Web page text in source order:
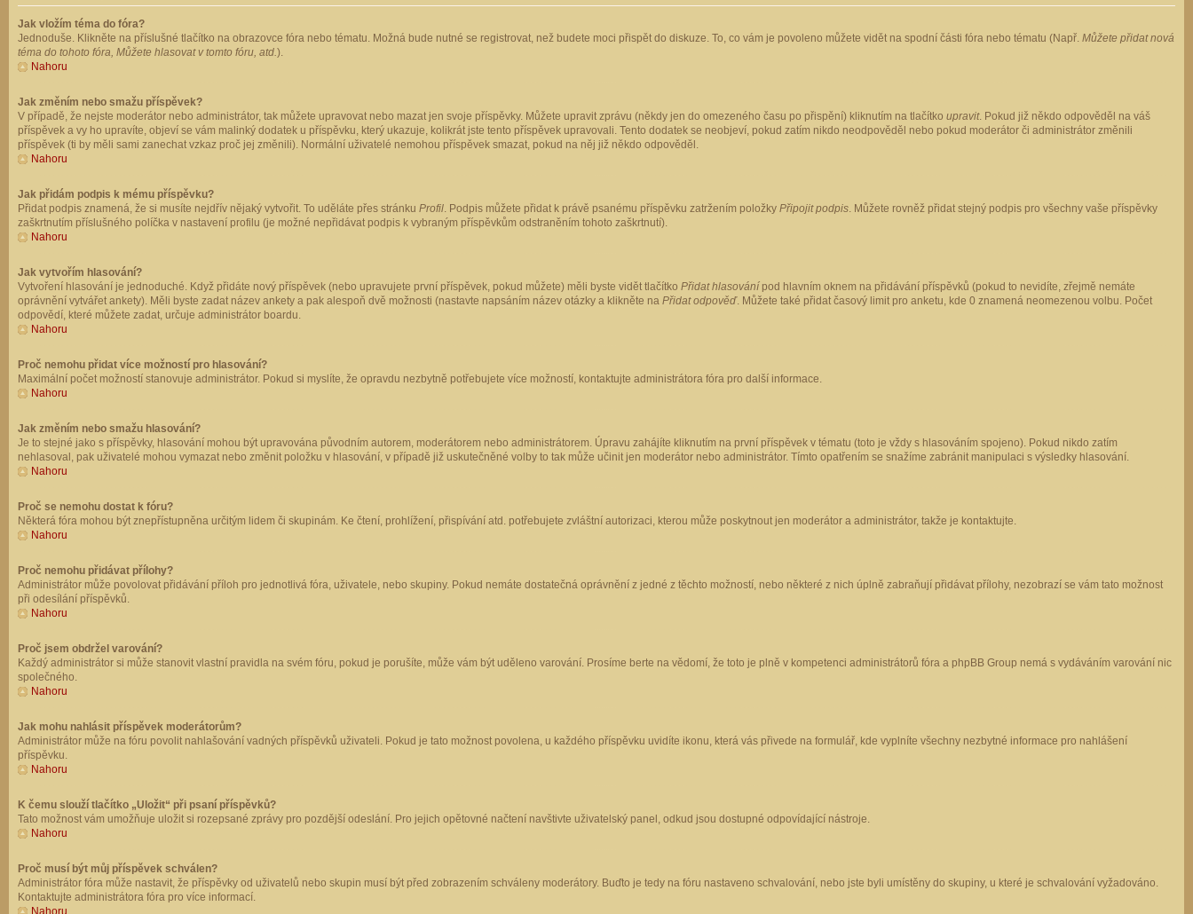
Jak vložím téma do fóra?
Jednoduše. Klikněte na příslušné tlačítko na obrazovce fóra nebo tématu. Možná bude nutné se registrovat, než budete moci přispět do diskuze. To, co vám je povoleno můžete vidět na spodní části fóra nebo tématu (Např. Můžete přidat nová
téma do tohoto fóra, Můžete hlasovat v tomto fóru, atd.).
Nahoru
Jak změním nebo smažu příspěvek?
V případě, že nejste moderátor nebo administrátor, tak můžete upravovat nebo mazat jen svoje příspěvky. Můžete upravit zprávu (někdy jen do omezeného času po přispění) kliknutím na tlačítko upravit. Pokud již někdo odpověděl na váš
příspěvek a vy ho upravíte, objeví se vám malinký dodatek u příspěvku, který ukazuje, kolikrát jste tento příspěvek upravovali. Tento dodatek se neobjeví, pokud zatím nikdo neodpověděl nebo pokud moderátor či administrátor změnili
příspěvek (ti by měli sami zanechat vzkaz proč jej změnili). Normální uživatelé nemohou příspěvek smazat, pokud na něj již někdo odpověděl.
Nahoru
Jak přidám podpis k mému příspěvku?
Přidat podpis znamená, že si musíte nejdřív nějaký vytvořit. To uděláte přes stránku Profil. Podpis můžete přidat k právě psanému příspěvku zatržením položky Připojit podpis. Můžete rovněž přidat stejný podpis pro všechny vaše příspěvky
zaškrtnutím příslušného políčka v nastavení profilu (je možné nepřidávat podpis k vybraným příspěvkům odstraněním tohoto zaškrtnutí).
Nahoru
Jak vytvořím hlasování?
Vytvoření hlasování je jednoduché. Když přidáte nový příspěvek (nebo upravujete první příspěvek, pokud můžete) měli byste vidět tlačítko Přidat hlasování pod hlavním oknem na přidávání příspěvků (pokud to nevidíte, zřejmě nemáte
oprávnění vytvářet ankety). Měli byste zadat název ankety a pak alespoň dvě možnosti (nastavte napsáním název otázky a klikněte na Přidat odpověď. Můžete také přidat časový limit pro anketu, kde 0 znamená neomezenou volbu. Počet
odpovědí, které můžete zadat, určuje administrátor boardu.
Nahoru
Proč nemohu přidat více možností pro hlasování?
Maximální počet možností stanovuje administrátor. Pokud si myslíte, že opravdu nezbytně potřebujete více možností, kontaktujte administrátora fóra pro další informace.
Nahoru
Jak změním nebo smažu hlasování?
Je to stejné jako s příspěvky, hlasování mohou být upravována původním autorem, moderátorem nebo administrátorem. Úpravu zahájíte kliknutím na první příspěvek v tématu (toto je vždy s hlasováním spojeno). Pokud nikdo zatím
nehlasoval, pak uživatelé mohou vymazat nebo změnit položku v hlasování, v případě již uskutečněné volby to tak může učinit jen moderátor nebo administrátor. Tímto opatřením se snažíme zabránit manipulaci s výsledky hlasování.
Nahoru
Proč se nemohu dostat k fóru?
Některá fóra mohou být znepřístupněna určitým lidem či skupinám. Ke čtení, prohlížení, přispívání atd. potřebujete zvláštní autorizaci, kterou může poskytnout jen moderátor a administrátor, takže je kontaktujte.
Nahoru
Proč nemohu přidávat přílohy?
Administrátor může povolovat přidávání příloh pro jednotlivá fóra, uživatele, nebo skupiny. Pokud nemáte dostatečná oprávnění z jedné z těchto možností, nebo některé z nich úplně zabraňují přidávat přílohy, nezobrazí se vám tato možnost
při odesílání příspěvků.
Nahoru
Proč jsem obdržel varování?
Každý administrátor si může stanovit vlastní pravidla na svém fóru, pokud je porušíte, může vám být uděleno varování. Prosíme berte na vědomí, že toto je plně v kompetenci administrátorů fóra a phpBB Group nemá s vydáváním varování nic
společného.
Nahoru
Jak mohu nahlásit příspěvek moderátorům?
Administrátor může na fóru povolit nahlašování vadných příspěvků uživateli. Pokud je tato možnost povolena, u každého příspěvku uvidíte ikonu, která vás přivede na formulář, kde vyplníte všechny nezbytné informace pro nahlášení
příspěvku.
Nahoru
K čemu slouží tlačítko „Uložit“ při psaní příspěvků?
Tato možnost vám umožňuje uložit si rozepsané zprávy pro pozdější odeslání. Pro jejich opětovné načtení navštivte uživatelský panel, odkud jsou dostupné odpovídající nástroje.
Nahoru
Proč musí být můj příspěvek schválen?
Administrátor fóra může nastavit, že příspěvky od uživatelů nebo skupin musí být před zobrazením schváleny moderátory. Buďto je tedy na fóru nastaveno schvalování, nebo jste byli umístěny do skupiny, u které je schvalování vyžadováno.
Kontaktujte administrátora fóra pro více informací.
Nahoru